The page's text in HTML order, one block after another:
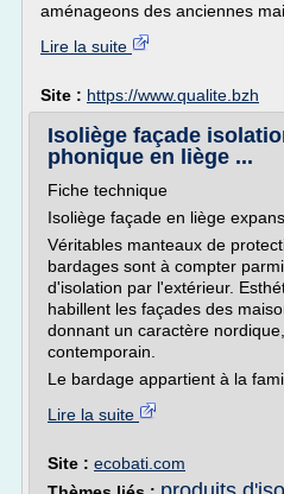
aménageons des anciennes
Lire la suite
Site : https://www.qualite.bzh
Isoliège façade
phonique en liège ...
Fiche technique
Isoliège façade en liège
Véritables manteaux de
bardages sont à compter
d'isolation par l'extérieur.
habillent les façades des
donnant un caractère
contemporain.
Le bardage appartient à la
Lire la suite
Site : ecobati.com